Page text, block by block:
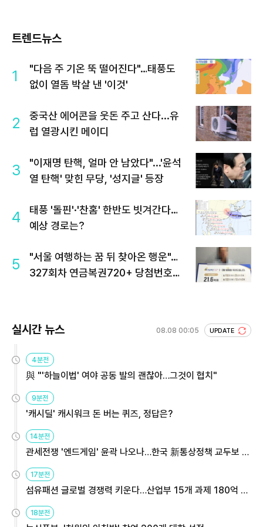
트렌드뉴스
1
"다음 주 기온 뚝 떨어진다"…태풍도
없이 열돔 박살 낸 '이것'
2
중국산 에어콘을 웃돈 주고 산다...유
럽 열광시킨 메이디
3
"이재명 탄핵, 얼마 안 남았다"...'윤석
열 탄핵' 맞힌 무당, '성지글' 등장
4
태풍 '돌핀'·'찬홈' 한반도 빗겨간다…
예상 경로는?
5
"서울 여행하는 꿈 뒤 찾아온 행운"…
327회차 연금복권720+ 당첨번호조
실시간 뉴스 08.08 00:05 UPDATE
4분전
與 "'하늘이법' 여야 공동 발의 괜찮아…그것이 협치"
9분전
'캐시딜' 캐시워크 돈 버는 퀴즈, 정답은?
14분전
관세전쟁 '엔드게임' 윤곽 나오나…한국 新통상정책 교두보 활
17분전
섬유패션 글로벌 경쟁력 키운다…산업부 15개 과제 180억 지
18분전